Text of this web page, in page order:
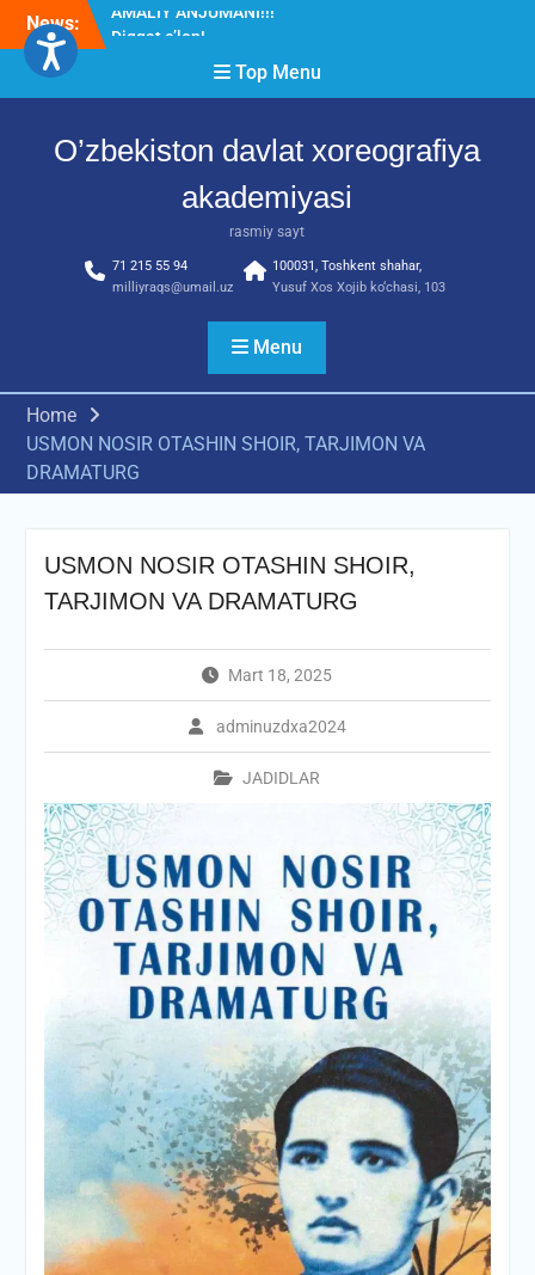
Skip
content
News:
Diqqat e’lon!
2026” tadbiri bo‘lib o‘tdi
RESPUBLIKA ILMIY-
Top Menu
O’zbekiston davlat xoreografiya
akademiyasi
rasmiy sayt
71 215 55 94
milliyraqs@umail.uz
100031, Toshkent shahar,
Yusuf Xos Xojib ko‘chasi, 103
Menu
Home
USMON NOSIR OTASHIN SHOIR, TARJIMON VA
DRAMATURG
USMON NOSIR OTASHIN SHOIR,
TARJIMON VA DRAMATURG
Mart 18, 2025
adminuzdxa2024
JADIDLAR